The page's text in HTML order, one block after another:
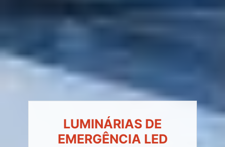
LUMINÁRIAS DE
EMERGÊNCIA LED